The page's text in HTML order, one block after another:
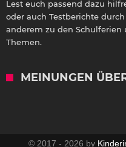
Lest euch passend dazu
oder auch Testberichte
anderem zu den
Themen.
MEINUNGEN
© 2017 - 2026 by